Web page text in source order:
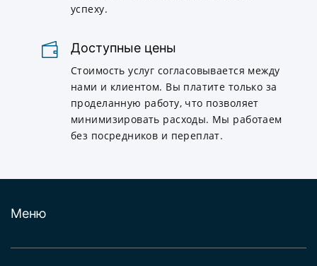
успеху.
Доступные цены
Стоимость услуг согласовывается между
нами и клиентом. Вы платите только за
проделанную работу, что позволяет
минимизировать расходы. Мы работаем
без посредников и переплат.
Меню